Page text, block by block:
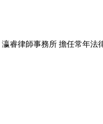
瀛睿律師事務所 擔任常年法